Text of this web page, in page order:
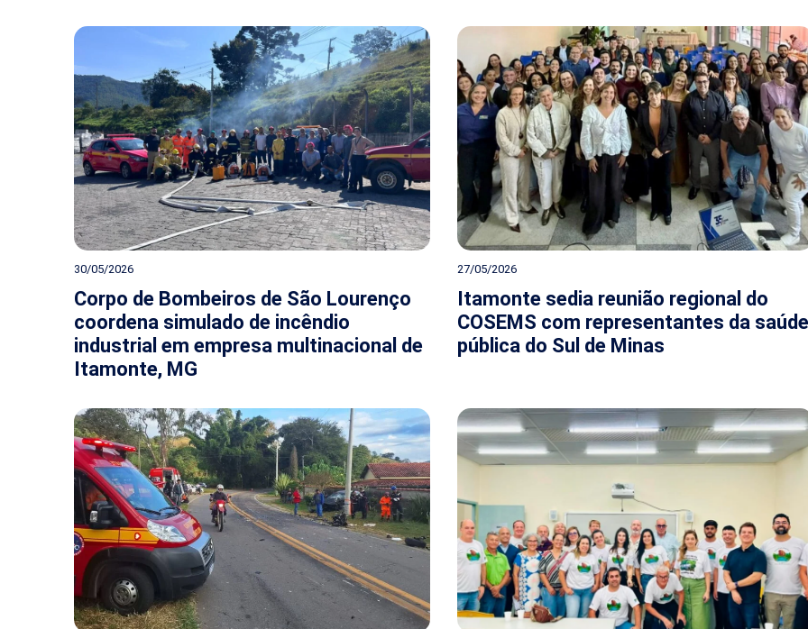
30/05/2026
Corpo de Bombeiros de São Lourenço
coordena simulado de incêndio
industrial em empresa multinacional de
Itamonte, MG
27/05/2026
Itamonte sedia reunião regional do
COSEMS com representantes da saúde
pública do Sul de Minas